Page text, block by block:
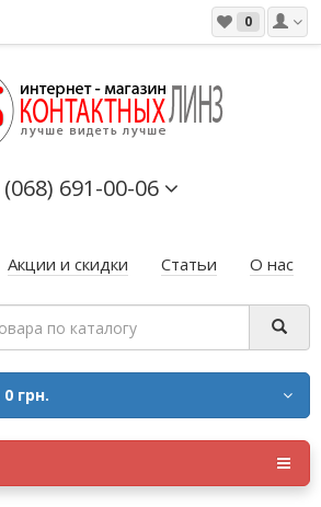
0
(068) 691-00-06
Акции и скидки Статьи О нас
0 грн.